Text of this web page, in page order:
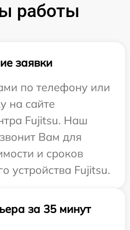
работы
заявки
по телефону или
на сайте
Fujitsu. Наш
Вам для
и сроков
устройства Fujitsu.
за 35 минут